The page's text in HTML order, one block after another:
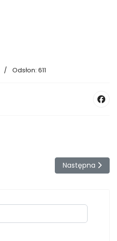
Odsłon: 611
Następna
Następna